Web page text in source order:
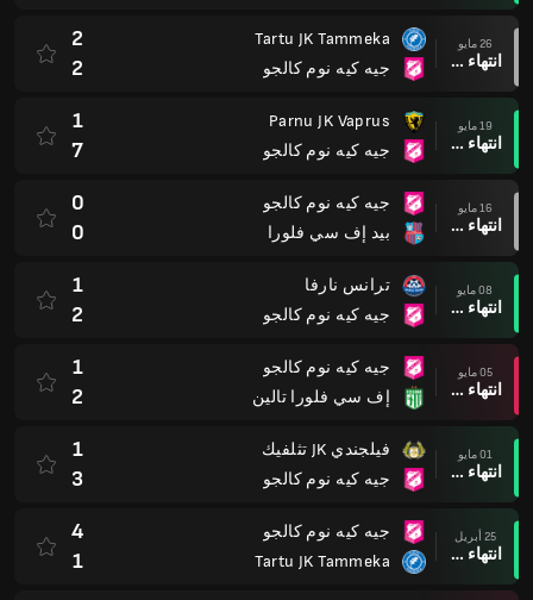
26 مايو
انتهاء وقت المباراة
Tartu JK Tammeka
جيه كيه نوم كالجو
2
2
19 مايو
انتهاء وقت المباراة
Parnu JK Vaprus
جيه كيه نوم كالجو
1
7
16 مايو
انتهاء وقت المباراة
جيه كيه نوم كالجو
بيد إف سي فلورا
0
0
08 مايو
انتهاء وقت المباراة
ترانس نارفا
جيه كيه نوم كالجو
1
2
05 مايو
انتهاء وقت المباراة
جيه كيه نوم كالجو
إف سي فلورا تالين
1
2
01 مايو
انتهاء وقت المباراة
فيلجندي JK تثلفيك
جيه كيه نوم كالجو
1
3
25 أبريل
انتهاء وقت المباراة
جيه كيه نوم كالجو
Tartu JK Tammeka
4
1